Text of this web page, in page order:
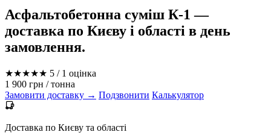
Асфальтобетонна суміш К-1 —
доставка по Києву і області в день
замовлення.
★★★★★ 5 / 1 оцінка
1 900 грн / тонна
Замовити доставку → Подзвонити Калькулятор
Доставка по Києву та області